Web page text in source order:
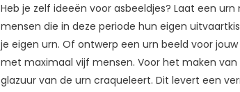
Heb je zelf ideeën voor asbeeldjes? Laat een
mensen die in deze periode hun eigen
je eigen urn. Of ontwerp een urn beeld voor
met maximaal vijf mensen. Voor het maken
glazuur van de urn craqueleert. Dit levert een